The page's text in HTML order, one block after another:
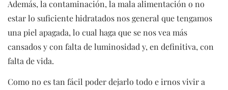
Además, la contaminación, la mala alimentación o no
estar lo suficiente hidratados nos general que tengamos
una piel apagada, lo cual haga que se nos vea más
cansados y con falta de luminosidad y, en definitiva, con
falta de vida.
Como no es tan fácil poder dejarlo todo e irnos vivir a